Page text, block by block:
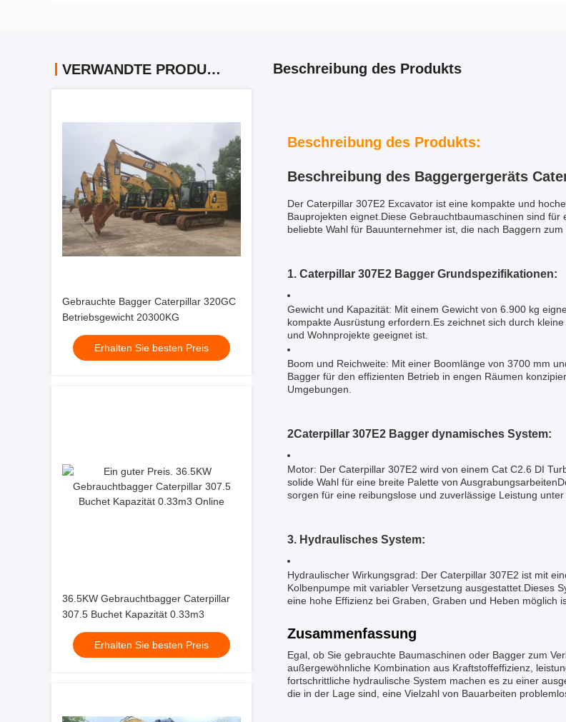
VERWANDTE PRODUKTE
Gebrauchte Bagger Caterpillar 320GC
Betriebsgewicht 20300KG
Erhalten Sie besten Preis
36.5KW Gebrauchtbagger Caterpillar
307.5 Buchet Kapazität 0.33m3
Erhalten Sie besten Preis
Beschreibung des Produkts
Beschreibung des Produkts:
Beschreibung des Baggergergeräts
Der Caterpillar 307E2 Excavator ist eine kompakte und
Bauprojekten eignet.Diese Gebrauchtbaumaschinen sind
beliebte Wahl für Bauunternehmer ist, die nach Baggern
1. Caterpillar 307E2 Bagger Grundspezifikationen:
Gewicht und Kapazität: Mit einem Gewicht von 6.900 kg
kompakte Ausrüstung erfordern.Es zeichnet sich durch
und Wohnprojekte geeignet ist.
Boom und Reichweite: Mit einer Boomlänge von 3700 mm
Bagger für den effizienten Betrieb in engen Räumen
Umgebungen.
2Caterpillar 307E2 Bagger dynamisches System:
Motor: Der Caterpillar 307E2 wird von einem Cat C2.6 DI
solide Wahl für eine breite Palette von
sorgen für eine reibungslose und zuverlässige Leistung
3. Hydraulisches System:
Hydraulischer Wirkungsgrad: Der Caterpillar 307E2 ist mit
Kolbenpumpe mit variabler Versetzung ausgestattet.Dieses
eine hohe Effizienz bei Graben, Graben und Heben möglich
Zusammenfassung
Egal, ob Sie gebrauchte Baumaschinen oder Bagger zum
außergewöhnliche Kombination aus Kraftstoffeffizienz,
fortschrittliche hydraulische System machen es zu einer
die in der Lage sind, eine Vielzahl von Bauarbeiten